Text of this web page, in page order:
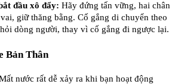
đầu xô đẩy: Hãy đứng tấn vững, hai chân
giữ thăng bằng. Cố gắng di chuyển theo
dòng người, thay vì cố gắng đi ngược lại.
Bản Thân
nước rất dễ xảy ra khi bạn hoạt động